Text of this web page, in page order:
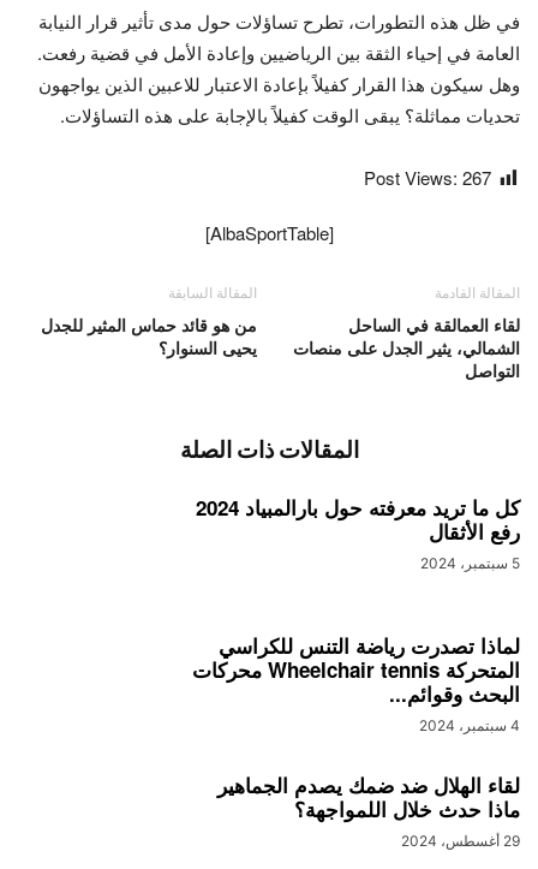
في ظل هذه التطورات، تطرح تساؤلات حول مدى تأثير قرار النيابة
العامة في إحياء الثقة بين الرياضيين وإعادة الأمل في قضية رفعت.
وهل سيكون هذا القرار كفيلاً بإعادة الاعتبار للاعبين الذين يواجهون
تحديات مماثلة؟ يبقى الوقت كفيلاً بالإجابة على هذه التساؤلات.
Post Views: 267
[AlbaSportTable]
المقالة السابقة
من هو قائد حماس المثير للجدل
يحيى السنوار؟
المقالة القادمة
لقاء العمالقة في الساحل
الشمالي، يثير الجدل على منصات
التواصل
المقالات ذات الصلة
كل ما تريد معرفته حول بارالمبياد 2024
رفع الأثقال
5 سبتمبر، 2024
لماذا تصدرت رياضة التنس للكراسي
المتحركة Wheelchair tennis محركات
البحث وقوائم...
4 سبتمبر، 2024
لقاء الهلال ضد ضمك يصدم الجماهير
ماذا حدث خلال اللمواجهة؟
29 أغسطس، 2024